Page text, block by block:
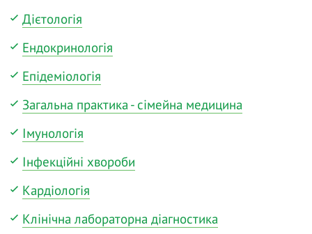
Дієтологія
Ендокринологія
Епідеміологія
Загальна практика - сімейна медицина
Імунологія
Інфекційні хвороби
Кардіологія
Клінічна лабораторна діагностика